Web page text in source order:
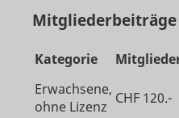
Mitgliederbeiträge
Kategorie
Erwachsene,
ohne Lizenz CHF 120.-